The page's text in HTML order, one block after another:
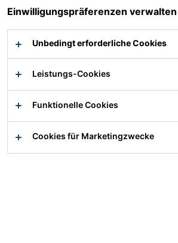
Service
Dokumenten Download
Entsorgung
Informationen gemäß Störfallverordnung
Lieferanteninformationen
Produktsicherheit
Einwilligungspräferenzen verwalten
Unbedingt erforderliche Cookies
Leistungs-Cookies
Funktionelle Cookies
Cookies für Marketingzwecke